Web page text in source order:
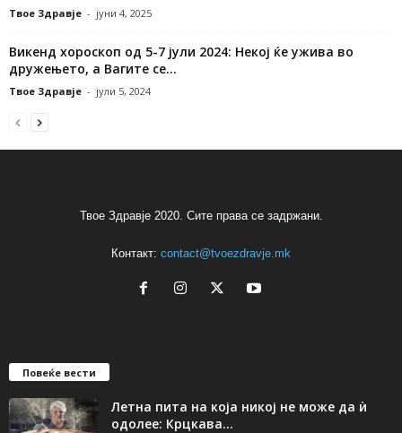
Твое Здравје - јуни 4, 2025
Викенд хороскоп од 5-7 јули 2024: Некој ќе ужива во
дружењето, а Вагите се...
Твое Здравје - јули 5, 2024
Твое Здравје 2020. Сите права се задржани.
Контакт: contact@tvoezdravje.mk
Повеќе вести
Летна пита на која никој не може да ѝ
одолее: Крцкава...